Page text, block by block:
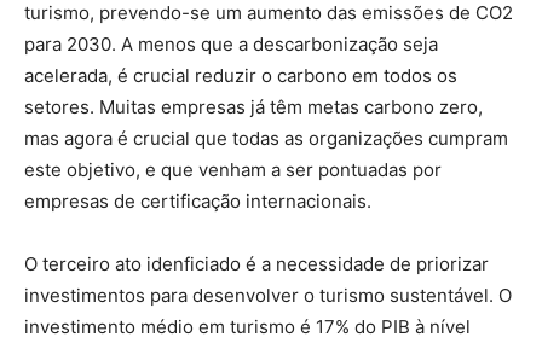
turismo, prevendo-se um aumento das emissões de CO2
para 2030. A menos que a descarbonização seja
acelerada, é crucial reduzir o carbono em todos os
setores. Muitas empresas já têm metas carbono zero,
mas agora é crucial que todas as organizações cumpram
este objetivo, e que venham a ser pontuadas por
empresas de certificação internacionais.
O terceiro ato idenficiado é a necessidade de priorizar
investimentos para desenvolver o turismo sustentável. O
investimento médio em turismo é 17% do PIB à nível